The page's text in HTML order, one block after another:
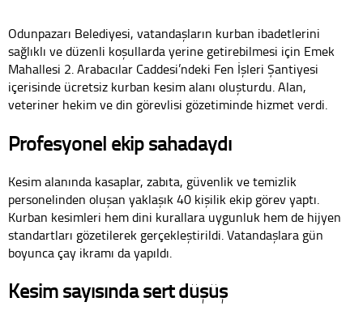
Odunpazarı Belediyesi, vatandaşların kurban ibadetlerini
sağlıklı ve düzenli koşullarda yerine getirebilmesi için Emek
Mahallesi 2. Arabacılar Caddesi’ndeki Fen İşleri Şantiyesi
içerisinde ücretsiz kurban kesim alanı oluşturdu. Alan,
veteriner hekim ve din görevlisi gözetiminde hizmet verdi.
Profesyonel ekip sahadaydı
Kesim alanında kasaplar, zabıta, güvenlik ve temizlik
personelinden oluşan yaklaşık 40 kişilik ekip görev yaptı.
Kurban kesimleri hem dini kurallara uygunluk hem de hijyen
standartları gözetilerek gerçekleştirildi. Vatandaşlara gün
boyunca çay ikramı da yapıldı.
Kesim sayısında sert düşüş